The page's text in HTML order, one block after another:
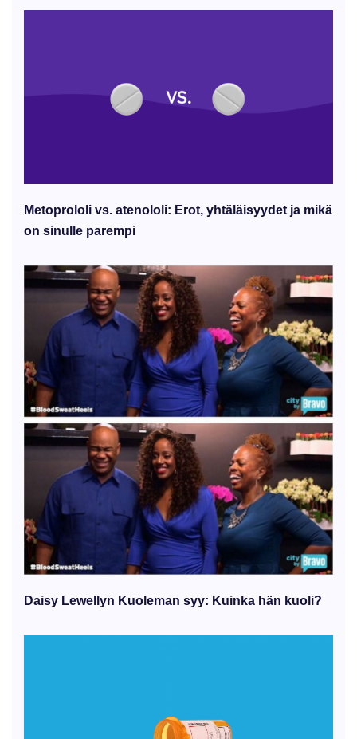
Metoprololi vs. atenololi: Erot, yhtäläisyydet ja mikä
on sinulle parempi
Daisy Lewellyn Kuoleman syy: Kuinka hän kuoli?